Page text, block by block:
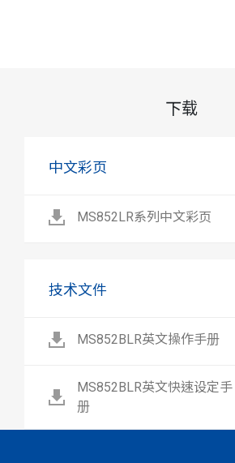
下载
中文彩页
MS852LR系列中文彩页
技术文件
MS852BLR英文操作手册
MS852BLR英文快速设定手
册